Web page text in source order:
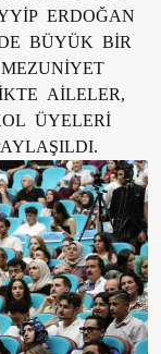
ERDOĞAN
BÜYÜK BİR
AİLELER,
ÜYELERİ